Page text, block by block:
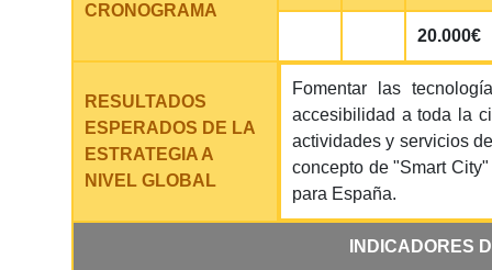
CRONOGRAMA
20.000€
RESULTADOS
ESPERADOS DE LA
ESTRATEGIA A
NIVEL GLOBAL
Fomentar las
accesibilidad a toda la
actividades y servicios
concepto de "Smart
para España.
INDICADORES